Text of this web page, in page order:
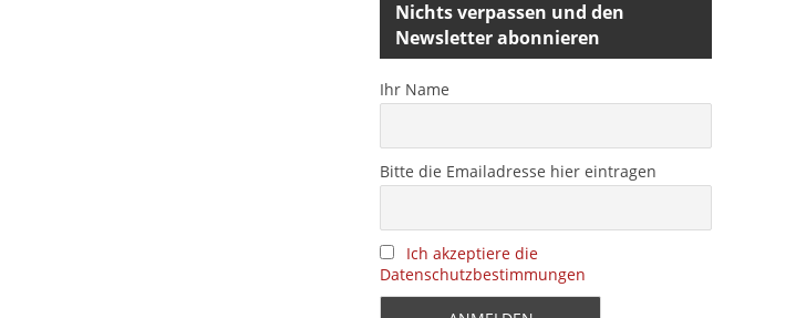
Nichts verpassen und den
Newsletter abonnieren
Ihr Name
Bitte die Emailadresse hier eintragen
Ich akzeptiere die
Datenschutzbestimmungen